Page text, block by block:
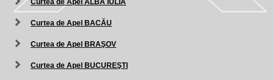
Curtea de Apel ALBA IULIA
Curtea de Apel BACĂU
Curtea de Apel BRAŞOV
Curtea de Apel BUCUREŞTI